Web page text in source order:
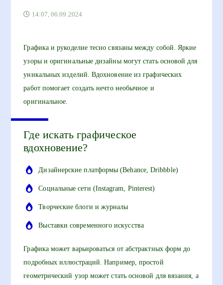
14:07, 06.09.2024
Графика и рукоделие тесно связаны между собой. Яркие
узоры и оригинальные дизайны могут стать основой для
уникальных изделий. Вдохновение из графических
работ помогает создать нечто необычное и
оригинальное.
Где искать графическое
вдохновение?
Дизайнерские платформы (Behance, Dribbble)
Социальные сети (Instagram, Pinterest)
Творческие блоги и журналы
Выставки современного искусства
Графика может варьироваться от абстрактных форм до
подробных иллюстраций. Например, простой
геометрический узор может стать основой для вязания, а